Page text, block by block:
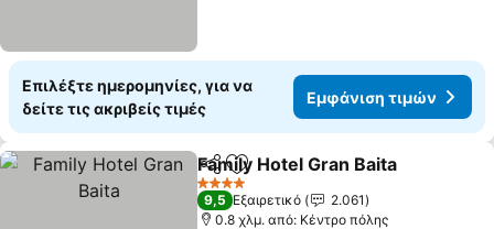
Επιλέξτε ημερομηνίες, για να
δείτε τις ακριβείς τιμές
Εμφάνιση τιμών
Κοινοποίηση
Προσθήκη στα αγαπημένα
Family Hotel Gran Baita
4 Αστέρια
9,5 Εξαιρετικό
2.061
0.8 χλμ. από: Κέντρο πόλης